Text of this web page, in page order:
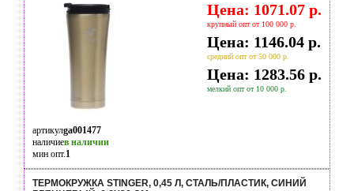
Цена: 1071.07 р.
крупный опт от 100 000 р.
Цена: 1146.04 р.
средний опт от 50 000 р.
Цена: 1283.56 р.
мелкий опт от 10 000 р.
артикулga001477
наличиев наличии
мин опт.1
ТЕРМОКРУЖКА STINGER, 0,45 Л, СТАЛЬ/ПЛАСТИК, СИНИЙ